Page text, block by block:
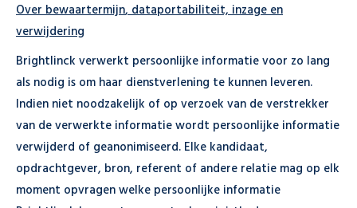
Over bewaartermijn, dataportabiliteit, inzage en
verwijdering
Brightlinck verwerkt persoonlijke informatie voor zo lang
als nodig is om haar dienstverlening te kunnen leveren.
Indien niet noodzakelijk of op verzoek van de verstrekker
van de verwerkte informatie wordt persoonlijke informatie
verwijderd of geanonimiseerd. Elke kandidaat,
opdrachtgever, bron, referent of andere relatie mag op elk
moment opvragen welke persoonlijke informatie